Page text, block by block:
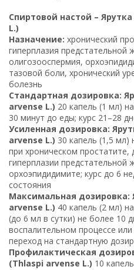
Спиртовой настой –
L.)
Назначение: хронический
гиперплазия предстательной
олигозооспермия,
тазовой боли, хронический
болезнь
Стандартная дозировка:
arvense L.) 20 капель (1 мл)
30 минут до еды; курс 21–28
Усиленная дозировка:
arvense L.) 30 капель (1,5 мл)
при хроническом простатите,
гиперплазии предстательной
орхоэпидидимите; курс до 6
состояния
Максимальная дозировка:
arvense L.) 40 капель (2 мл)
(до 6 мл в сутки) не более 10
воспалительном процессе
переход на стандартную
Профилактическая
(Thlaspi arvense L.) 10